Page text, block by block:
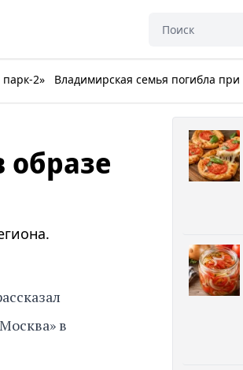
2» Владимирская семья погибла при
в